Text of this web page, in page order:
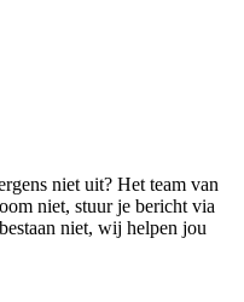
niet uit? Het team van
niet, stuur je bericht via
niet, wij helpen jou